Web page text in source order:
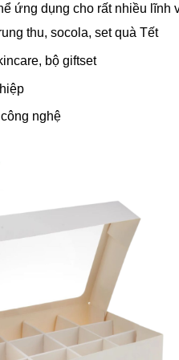
ứng dụng cho rất nhiều lĩnh
thu, socola, set quà Tết
bộ giftset
nghệ